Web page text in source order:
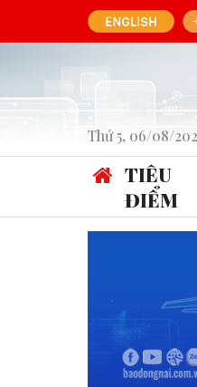
Thứ 5, 06/08/
TIÊU
ĐIỂM